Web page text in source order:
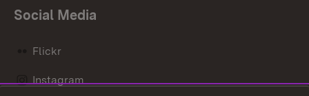
Social Media
Flickr
Instagram